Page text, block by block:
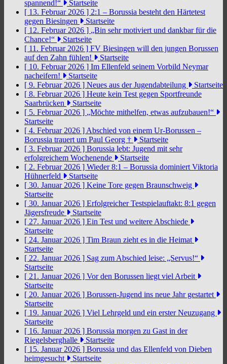
spannend!“
Startseite
[ 13. Februar 2026 ] 2:1 – Borussia besteht den Härtetest
gegen Biesingen
Startseite
[ 12. Februar 2026 ] „Bin sehr motiviert und dankbar für die
Chance!“
Startseite
[ 11. Februar 2026 ] FV Biesingen will den jungen Borussen
auf den Zahn fühlen!
Startseite
[ 10. Februar 2026 ] Im Ellenfeld seinem Vorbild Neymar
nacheifern!
Startseite
[ 9. Februar 2026 ] Neues aus der Jugendabteilung
Startseite
[ 8. Februar 2026 ] Heute kein Test gegen Sportfreunde
Saarbrücken
Startseite
[ 5. Februar 2026 ] „Möchte mithelfen, etwas aufzubauen!“
Startseite
[ 4. Februar 2026 ] Abschied von einem Ur-Borussen –
Borussia trauert um Paul Georg †
Startseite
[ 3. Februar 2026 ] Borussia lebt: Jugend mit sehr
erfolgreichem Wochenende
Startseite
[ 2. Februar 2026 ] Wieder 8:1 – Borussia dominiert Viktoria
Hühnerfeld
Startseite
[ 30. Januar 2026 ] Keine Tore gegen Braunschweig
Startseite
[ 30. Januar 2026 ] Erfolgreicher Testspielauftakt: 8:1 gegen
Jägersfreude
Startseite
[ 27. Januar 2026 ] Ein Test und weitere Abschiede
Startseite
[ 24. Januar 2026 ] Tim Braun zieht es in die Heimat
Startseite
[ 22. Januar 2026 ] Sag zum Abschied leise: „Servus!“
Startseite
[ 21. Januar 2026 ] Vor den Borussen liegt viel Arbeit
Startseite
[ 20. Januar 2026 ] Borussen-Jugend ins neue Jahr gestartet
Startseite
[ 19. Januar 2026 ] Viel Lehrgeld und ein erster Neuzugang
Startseite
[ 16. Januar 2026 ] Borussia morgen zu Gast in der
Riegelsberghalle
Startseite
[ 15. Januar 2026 ] Borussia und das Ellenfeld von Dieben
heimgesucht
Startseite